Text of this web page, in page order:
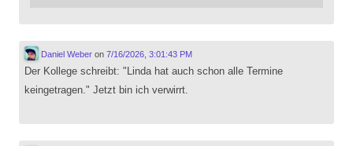
Daniel Weberon 7/16/2026, 3:01:43 PM
Der Kollege schreibt: "Linda hat auch schon alle Termine
keingetragen." Jetzt bin ich verwirrt.